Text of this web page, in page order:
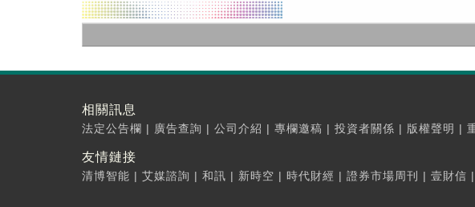
相關訊息
法定公告欄 | 廣告查詢 | 公司介紹 | 專欄邀稿 | 投資者關係 | 版權聲明 |
友情鏈接
清博智能 | 艾媒諮詢 | 和訊 | 新時空 | 時代財經 | 證券市場周刊 | 壹財信 |